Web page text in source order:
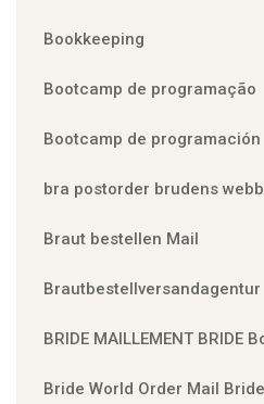
Bookkeeping
Bootcamp de programação
Bootcamp de programación
bra postorder brudens
Braut bestellen Mail
Brautbestellversandagentur
BRIDE MAILLEMENT BRIDE
Bride World Order Mail